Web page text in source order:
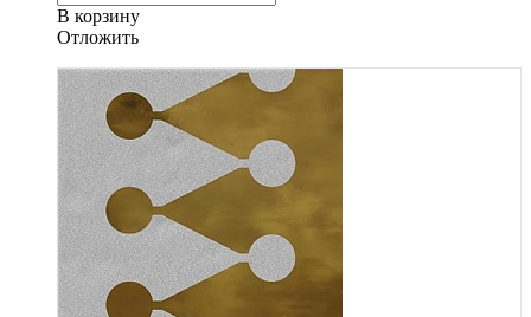
В корзину
Oтложить